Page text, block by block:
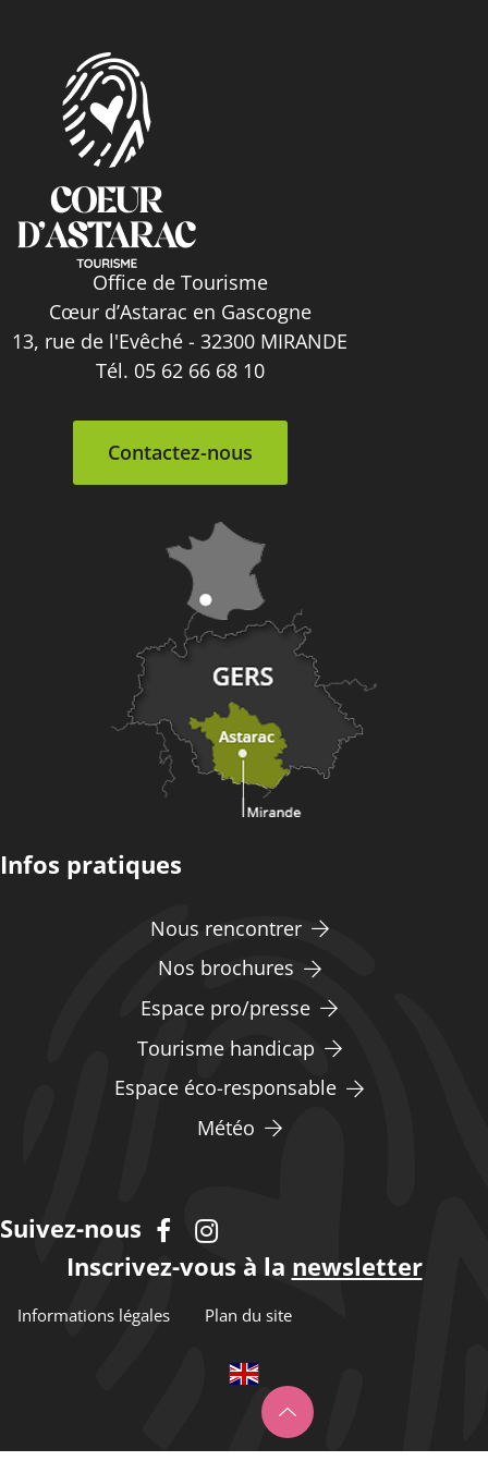
Office de Tourisme
Cœur d’Astarac en Gascogne
13, rue de l'Evêché - 32300 MIRANDE
Tél. 05 62 66 68 10
Contactez-nous
Infos pratiques
Nous rencontrer
Nos brochures
Espace pro/presse
Tourisme handicap
Espace éco-responsable
Météo
Suivez-nous
Inscrivez-vous à la newsletter
Informations légales Plan du site